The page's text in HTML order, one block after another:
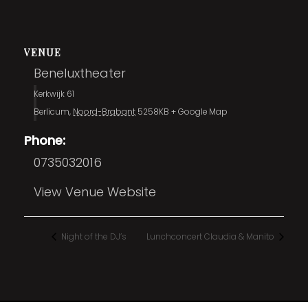
VENUE
Beneluxtheater
Kerkwijk 61
Berlicum, Noord-Brabant 5258KB + Google Map
Phone:
0735032016
View Venue Website
Night of the DJ’s Lunchconcert Claudia & Manito